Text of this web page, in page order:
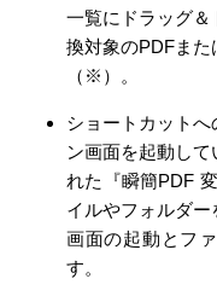
一覧にドラッグ
換対象のPDFま
（※）。
ショートカット
ン画面を起動し
れた『瞬簡PDF
イルやフォルダ
画面の起動とフ
す。